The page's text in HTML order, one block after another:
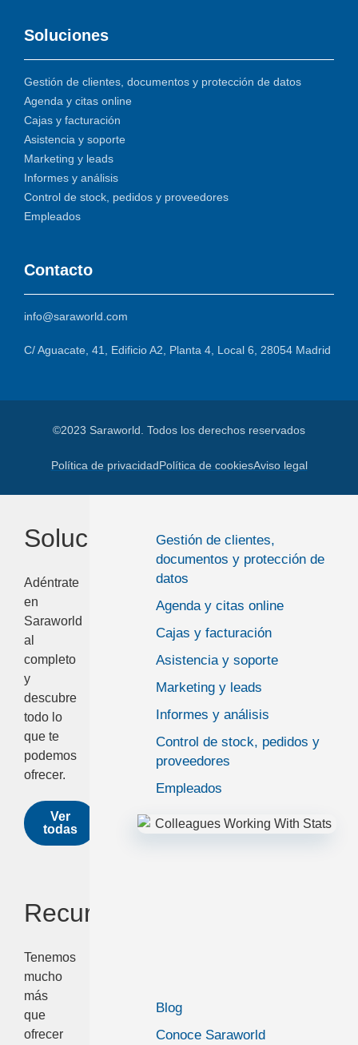
Soluciones
Gestión de clientes, documentos y protección de datos
Agenda y citas online
Cajas y facturación
Asistencia y soporte
Marketing y leads
Informes y análisis
Control de stock, pedidos y proveedores
Empleados
Contacto
info@saraworld.com
C/ Aguacate, 41, Edificio A2, Planta 4, Local 6, 28054 Madrid
©2023 Saraworld. Todos los derechos reservados
Política de privacidadPolítica de cookiesAviso legal
Soluciones
Adéntrate
en
Saraworld
al
completo
y
descubre
todo lo
que te
podemos
ofrecer.
Ver
todas
Gestión de clientes,
documentos y protección de
datos
Agenda y citas online
Cajas y facturación
Asistencia y soporte
Marketing y leads
Informes y análisis
Control de stock, pedidos y
proveedores
Empleados
Recursos
Tenemos
mucho
más
que
ofrecer
Blog
Conoce Saraworld